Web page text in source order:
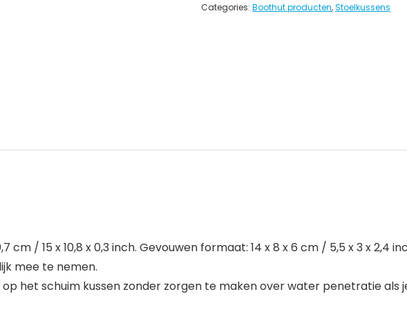
Categories: Boothut producten,Stoelkussens
/ 15 x 10,8 x 0,3 inch. Gevouwen formaat: 14 x 8 x 6 cm / 5,5 x 3 x 2,4
mee te nemen.
het schuim kussen zonder zorgen te maken over water penetratie als